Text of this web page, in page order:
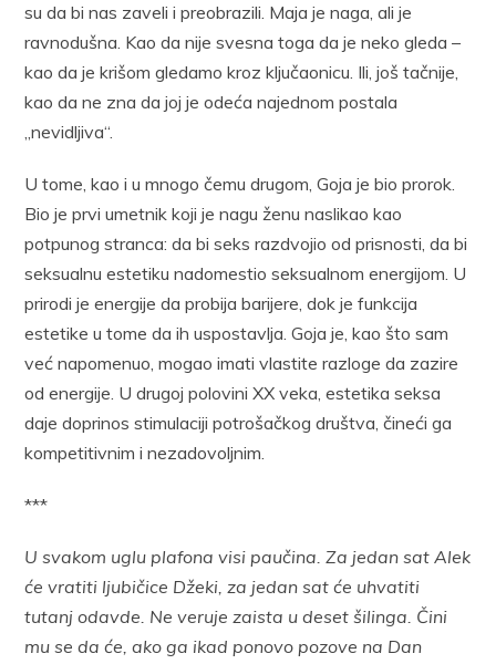
su da bi nas zaveli i preobrazili. Maja je naga, ali je
ravnodušna. Kao da nije svesna toga da je neko gleda –
kao da je krišom gledamo kroz ključaonicu. Ili, još tačnije,
kao da ne zna da joj je odeća najednom postala
„nevidljiva“.
U tome, kao i u mnogo čemu drugom, Goja je bio prorok.
Bio je prvi umetnik koji je nagu ženu naslikao kao
potpunog stranca: da bi seks razdvojio od prisnosti, da bi
seksualnu estetiku nadomestio seksualnom energijom. U
prirodi je energije da probija barijere, dok je funkcija
estetike u tome da ih uspostavlja. Goja je, kao što sam
već napomenuo, mogao imati vlastite razloge da zazire
od energije. U drugoj polovini XX veka, estetika seksa
daje doprinos stimulaciji potrošačkog društva, čineći ga
kompetitivnim i nezadovoljnim.
***
U svakom uglu plafona visi paučina. Za jedan sat Alek
će vratiti ljubičice Džeki, za jedan sat će uhvatiti
tutanj odavde. Ne veruje zaista u deset šilinga. Čini
mu se da će, ako ga ikad ponovo pozove na Dan